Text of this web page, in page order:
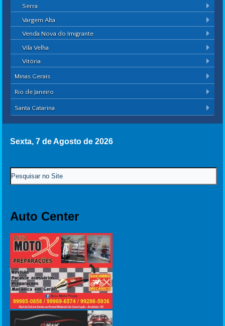
Serra
Vargem Alta
Venda Nova do Imigrante
Vila Velha
Vitória
Minas Gerais
Rio de Janeiro
Santa Catarina
Sexta, 7 de Agosto de 2026
Auto Center